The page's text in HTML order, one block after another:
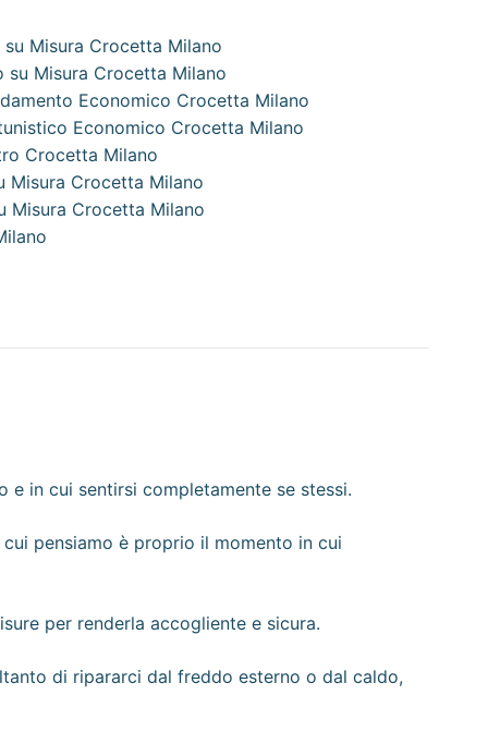
Misura Crocetta Milano
Misura Crocetta Milano
Economico Crocetta Milano
Economico Crocetta Milano
Crocetta Milano
Misura Crocetta Milano
Misura Crocetta Milano
e in cui sentirsi completamente se stessi.
pensiamo è proprio il momento in cui
per renderla accogliente e sicura.
di ripararci dal freddo esterno o dal caldo,